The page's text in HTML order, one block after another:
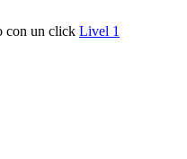
con un click Livel 1